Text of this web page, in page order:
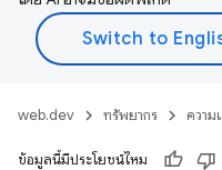
web.dev ทรัพยากร ความ
ข้อมูลนี้มีประโยชน์ไหม